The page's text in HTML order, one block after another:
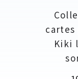
cartes
Kiki